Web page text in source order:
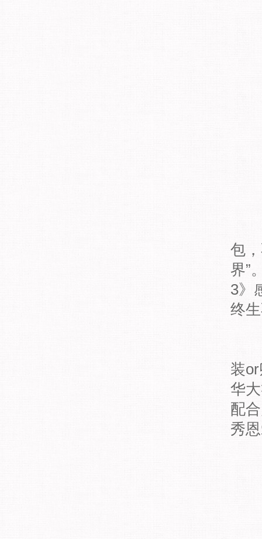
包
界”
3》
终
装
华
配
秀